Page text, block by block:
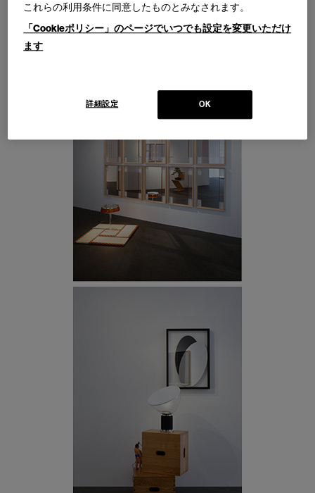
これらの利用条件に同意したものとみなされます。
「Cookieポリシー」のページでいつでも設定を変更いただけ
ます
OK
詳細設定